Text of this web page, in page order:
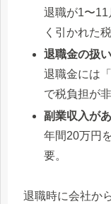
退職が1〜
く引かれた
退職金の扱い
退職金には
で税負担が
副業収入が
年間20万円
要。
退職時に会社か